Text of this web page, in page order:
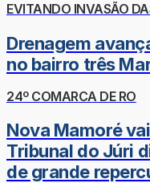
EVITANDO INVASÃO
Drenagem
no bairro três
24º COMARCA DE RO
Nova Mamoré
Tribunal do Júri
de grande